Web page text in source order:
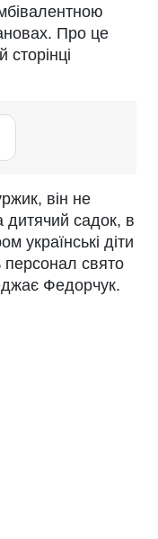
Про це
він не
дитячий садок, в
українські діти
персонал свято
Федорчук.